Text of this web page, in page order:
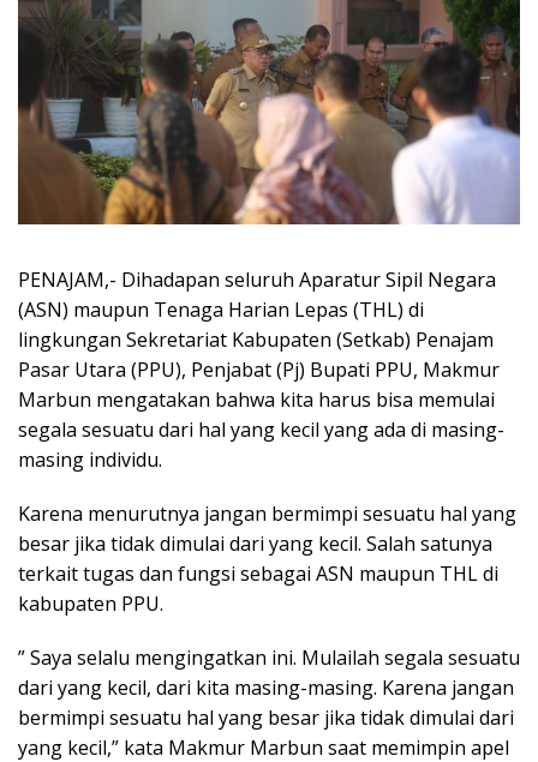
PENAJAM,- Dihadapan seluruh Aparatur Sipil Negara
(ASN) maupun Tenaga Harian Lepas (THL) di
lingkungan Sekretariat Kabupaten (Setkab) Penajam
Pasar Utara (PPU), Penjabat (Pj) Bupati PPU, Makmur
Marbun mengatakan bahwa kita harus bisa memulai
segala sesuatu dari hal yang kecil yang ada di masing-
masing individu.
Karena menurutnya jangan bermimpi sesuatu hal yang
besar jika tidak dimulai dari yang kecil. Salah satunya
terkait tugas dan fungsi sebagai ASN maupun THL di
kabupaten PPU.
” Saya selalu mengingatkan ini. Mulailah segala sesuatu
dari yang kecil, dari kita masing-masing. Karena jangan
bermimpi sesuatu hal yang besar jika tidak dimulai dari
yang kecil,” kata Makmur Marbun saat memimpin apel